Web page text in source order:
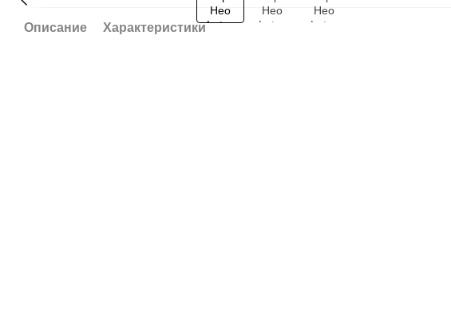
Описание Характеристики